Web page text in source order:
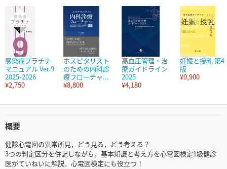
感染症プラチナ
マニュアル Ver.9
2025-2026
¥2,750
ホスピタリスト
のための内科診
療フローチャ...
¥8,800
高血圧管理・治
療ガイドライン
2025
¥4,180
妊娠と授乳 第4
版
¥9,900
概要
健診心電図の異常所見，どう見る，どう考える？
3つの判定区分を併記しながら，基本知識と考え方を心電図検定1級健診
医がていねいに解説．心電図検定にも役立つ！